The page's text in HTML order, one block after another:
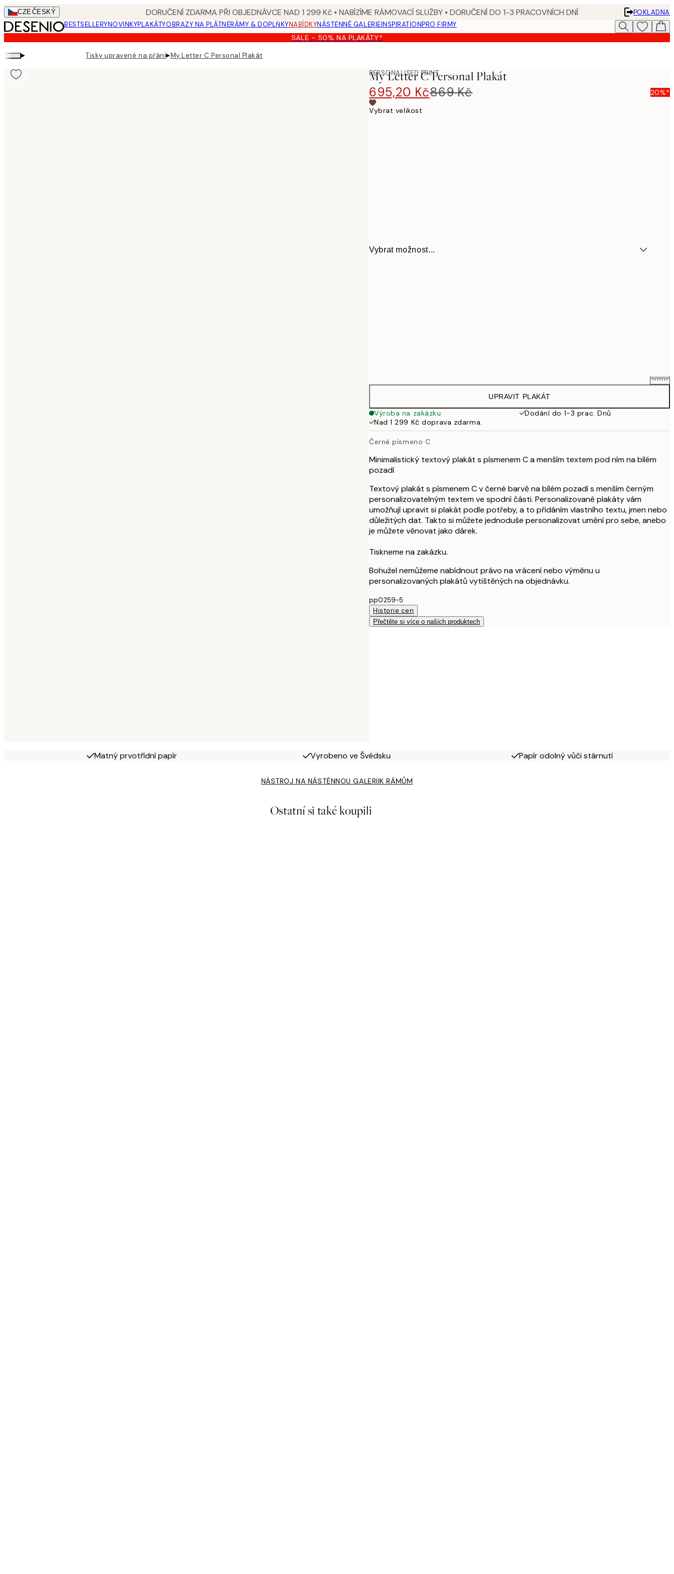
Skip
to
main
content.
CZEČESKÝ DORUČENÍ ZDARMA PŘI OBJEDNÁVCE NAD 1 299 Kč • NABÍZÍME RÁMOVACÍ SLUŽBY • DORUČENÍ DO 1-3 PRACOVNÍCH DNÍ
POKLADNA
BESTSELLERYNOVINKYPLAKÁTYOBRAZY NA PLÁTNĚRÁMY & DOPLŇKYNABÍDKYNÁSTĚNNÉ GALERIEINSPIRATIONPRO FIRMY
SALE - 50% NA PLAKÁTY*
▸ Tisky upravené na přání▸My Letter C Personal Plakát
PERSONALISED PRINT
My Letter C Personal Plakát
695,20 Kč869 Kč 20%*
Vybrat velikost
Vybrat možnost...
869 Kč
50x70 cm
1 079 Kč
UPRAVIT PLAKÁT
Výroba na zakázku
Dodání do 1-3 prac. Dnů
Nad 1 299 Kč doprava zdarma.
Černé písmeno C
Minimalistický textový plakát s písmenem C a menším textem pod ním na bílém
pozadí
Textový plakát s písmenem C v černé barvě na bílém pozadí s menším černým
personalizovatelným textem ve spodní části. Personalizované plakáty vám
umožňují upravit si plakát podle potřeby, a to přidáním vlastního textu, jmen nebo
důležitých dat. Takto si můžete jednoduše personalizovat umění pro sebe, anebo
je můžete věnovat jako dárek.
Tiskneme na zakázku.
Bohužel nemůžeme nabídnout právo na vrácení nebo výměnu u
personalizovaných plakátů vytištěných na objednávku.
pp0259-5
Historie cen
Přečtěte si více o našich produktech
Matný prvotřídní papír Vyrobeno ve Švédsku Papír odolný vůči stárnutí
NÁSTROJ NA NÁSTĚNNOU GALERIIK RÁMŮM
Ostatní si také koupili